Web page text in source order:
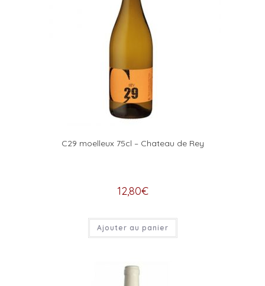
C29 moelleux 75cl – Chateau de Rey
12,80€
Ajouter au panier